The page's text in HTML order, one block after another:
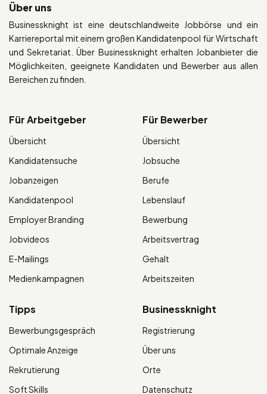
Über uns
Businessknight ist eine deutschlandweite Jobbörse und ein
Karriereportal mit einem großen Kandidatenpool für Wirtschaft
und Sekretariat. Über Businessknight erhalten Jobanbieter die
Möglichkeiten, geeignete Kandidaten und Bewerber aus allen
Bereichen zu finden.
Für Arbeitgeber
Übersicht
Kandidatensuche
Jobanzeigen
Kandidatenpool
Employer Branding
Jobvideos
E-Mailings
Medienkampagnen
Für Bewerber
Übersicht
Jobsuche
Berufe
Lebenslauf
Bewerbung
Arbeitsvertrag
Gehalt
Arbeitszeiten
Tipps
Bewerbungsgespräch
Optimale Anzeige
Rekrutierung
Soft Skills
Businessknight
Registrierung
Über uns
Orte
Datenschutz